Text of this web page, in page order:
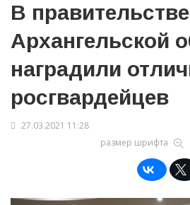
В правительстве
Архангельской
наградили
росгвардейцев
27.03.2021 11:28
размер шрифта